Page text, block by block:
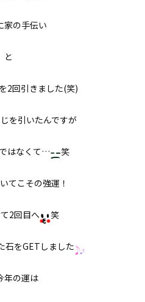
家の手伝い
と
2回引きました(笑)
を引いたんですが
はなくて… 笑
てこその強運！
2回目へ 笑
石をGETしました
年の運は